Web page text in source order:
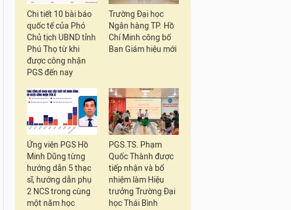
Chi tiết 10 bài báo
quốc tế của Phó
Chủ tịch UBND tỉnh
Phú Thọ từ khi
được công nhận
PGS đến nay
Trường Đại học
Ngân hàng TP. Hồ
Chí Minh công bố
Ban Giám hiệu mới
Ứng viên PGS Hồ
Minh Dũng từng
hướng dẫn 5 thạc
sĩ, hướng dẫn phụ
2 NCS trong cùng
một năm học
PGS.TS. Phạm
Quốc Thành được
tiếp nhận và bổ
nhiệm làm Hiệu
trưởng Trường Đại
học Thái Bình